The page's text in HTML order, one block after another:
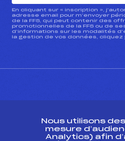
En cliquant sur « inscription »,
adresse email pour m’envoyer
de la FFS, qui peut contenir des
promotionnelles de la FFS ou de
d’informations sur les modalités
la gestion de vos données, cliquez
ESPACE PRESSE
Nous utilisons
mesure
Analytics) afin